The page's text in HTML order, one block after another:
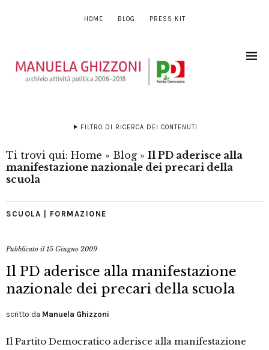
HOME BLOG PRESS KIT
FILTRO DI RICERCA DEI CONTENUTI
Ti trovi qui: Home » Blog » Il PD aderisce alla
manifestazione nazionale dei precari della
scuola
SCUOLA | FORMAZIONE
Pubblicato il15 Giugno 2009
Il PD aderisce alla manifestazione
nazionale dei precari della scuola
scritto da Manuela Ghizzoni
Il Partito Democratico aderisce alla manifestazione